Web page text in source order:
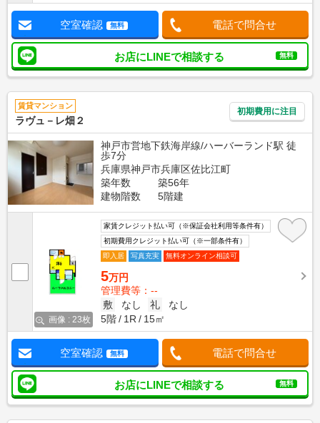
空室確認 無料 電話で問合せ
お店にLINEで相談する 無料
賃貸マンション
ラヴュ－レ畑２
初期費用に注目
神戸市営地下鉄海岸線/ハーバーランド駅 徒
歩7分
兵庫県神戸市兵庫区佐比江町
築年数
築56年
建物階数
5階建
画像 : 23枚
家賃クレジット払い可（※保証会社利用等条件有）
初期費用クレジット払い可（※一部条件有）
即入居
写真充実 無料オンライン相談可
5万円
管理費等：--
敷
なし 礼
なし
5階
1R 15㎡
空室確認 無料 電話で問合せ
お店にLINEで相談する 無料